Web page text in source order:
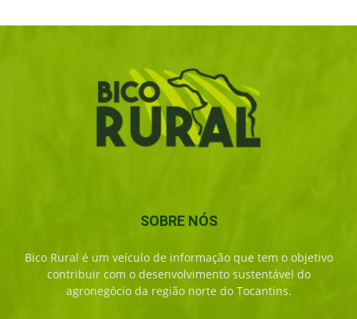
SOBRE NÓS
Bico Rural é um veículo de informação que tem o objetivo
contribuir com o desenvolvimento sustentável do
agronegócio da região norte do Tocantins.